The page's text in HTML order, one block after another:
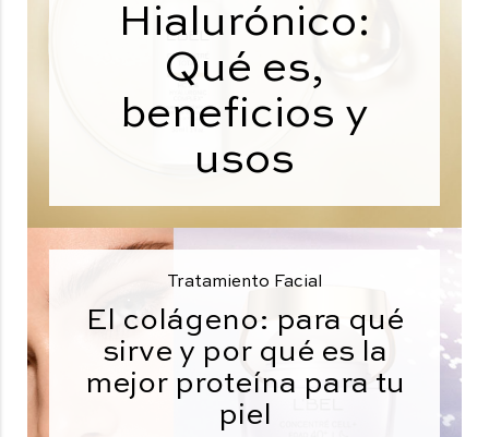
Hialurónico:
Qué es,
beneficios y
usos
Tratamiento Facial
El colágeno: para qué
sirve y por qué es la
mejor proteína para tu
piel